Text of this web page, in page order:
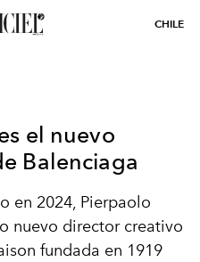
CHILE
el nuevo
Balenciaga
en 2024, Pierpaolo
nuevo director creativo
fundada en 1919